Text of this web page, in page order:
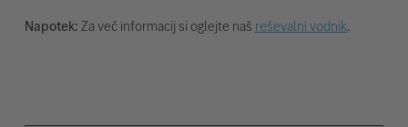
Napotek:Za več informacij si oglejte naš reševalni vodnik.